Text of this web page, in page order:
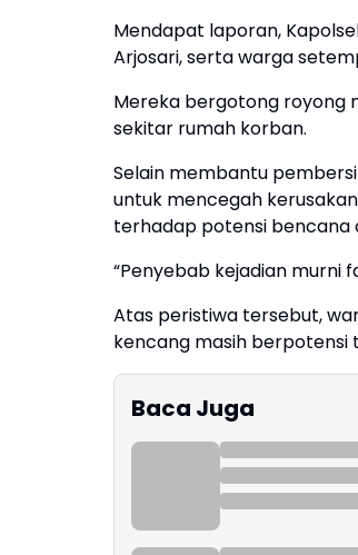
Mendapat laporan,
Arjosari, serta warga
Mereka bergotong royong
sekitar rumah korban.
Selain membantu
untuk mencegah
terhadap potensi bencana
“Penyebab kejadian murni
Atas peristiwa tersebut,
kencang masih berpotensi
Baca Juga